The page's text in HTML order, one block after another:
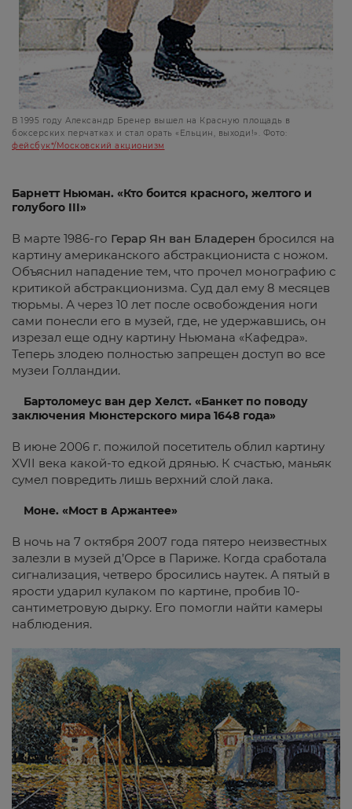
В 1995 году Александр Бренер вышел на Красную площадь в
боксерских перчатках и стал орать «Ельцин, выходи!». Фото:
фейсбук*/Московский акционизм
Барнетт Ньюман. «Кто боится красного, желтого и
голубого III»
В марте 1986-го Герар Ян ван Бладерен бросился на
картину американского абстракциониста с ножом.
Объяснил нападение тем, что прочел монографию с
критикой абстракционизма. Суд дал ему 8 месяцев
тюрьмы. А через 10 лет после освобождения ноги
сами понесли его в музей, где, не удержавшись, он
изрезал еще одну картину Ньюмана «Кафедра».
Теперь злодею полностью запрещен доступ во все
музеи Голландии.
Бартоломеус ван дер Хелст. «Банкет по поводу
заключения Мюнстерского мира 1648 года»
В июне 2006 г. пожилой посетитель облил картину
XVII века какой-то едкой дрянью. К счастью, маньяк
сумел повредить лишь верхний слой лака.
Моне. «Мост в Аржантее»
В ночь на 7 октября 2007 года пятеро неизвестных
залезли в музей д’Орсе в Париже. Когда сработала
сигнализация, четверо бросились наутек. А пятый в
ярости ударил кулаком по картине, пробив 10-
сантиметровую дырку. Его помогли найти камеры
наблюдения.